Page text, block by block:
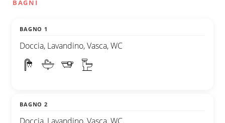
BAGNI
BAGNO 1
Doccia, Lavandino, Vasca, WC
BAGNO 2
Doccia, Lavandino, Vasca, WC